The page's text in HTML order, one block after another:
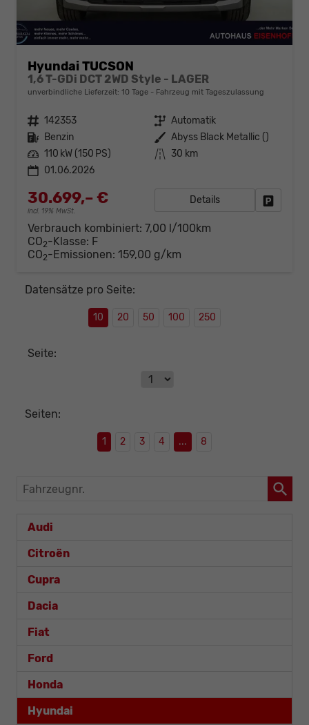
Hyundai TUCSON
1,6 T-GDi DCT 2WD Style - LAGER
unverbindliche Lieferzeit: 10 Tage Fahrzeug mit Tageszulassung
Fahrzeugnr. 142353 Getriebe Automatik
Kraftstoff Benzin Außenfarbe Abyss Black Metallic ()
Leistung 110 kW (150 PS) Kilometerstand 30 km
01.06.2026
30.699,– €
incl. 19% MwSt.
Details
Verbrauch kombiniert: 7,00 l/100km
CO2-Klasse: F
CO2-Emissionen: 159,00 g/km
Datensätze pro Seite:
10 20 50 100 250
Seite:
Seiten:
1 2 3 4 ... 8
Fahrzeugnr.
Audi
Citroën
Cupra
Dacia
Fiat
Ford
Honda
Hyundai